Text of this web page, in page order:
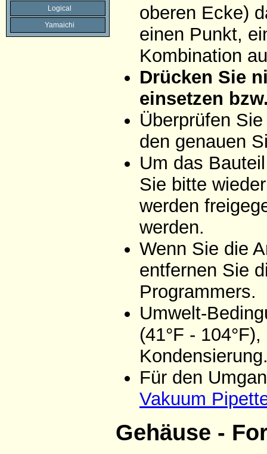
Logical
Yamaichi
oberen Ecke)
einen Punkt,
Kombination
Drücken Sie
einsetzen
Überprüfen
den genauen
Um das
Sie bitte
werden
werden.
Wenn Sie die
entfernen Sie
Programmers.
Umwelt-
(41°F -
Für den
Vakuum
Gehäuse -